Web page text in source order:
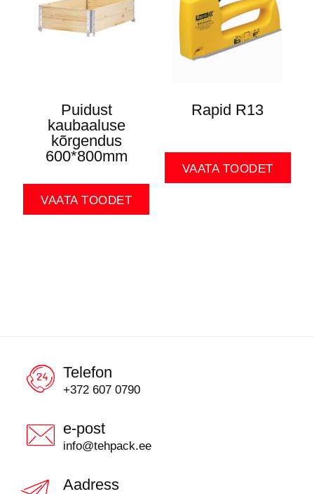
Puidust
kaubaaluse
kõrgendus
600*800mm
VAATA TOODET
Rapid R13
VAATA TOODET
Telefon
+372 607 0790
e-post
info@tehpack.ee
Aadress